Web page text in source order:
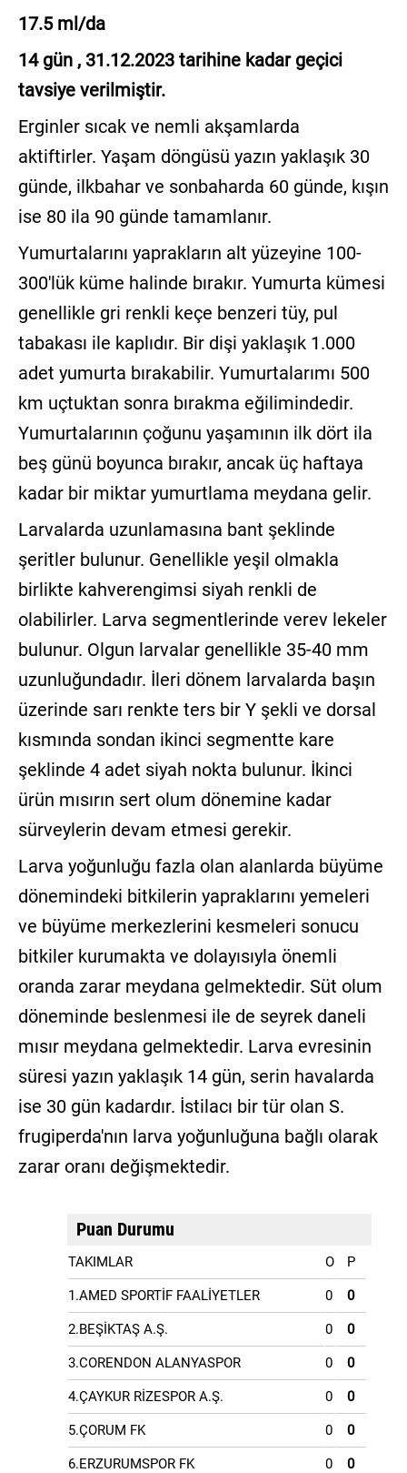
17.5 ml/da
14 gün , 31.12.2023 tarihine kadar geçici
tavsiye verilmiştir.
Erginler sıcak ve nemli akşamlarda
aktiftirler. Yaşam döngüsü yazın yaklaşık 30
günde, ilkbahar ve sonbaharda 60 günde, kışın
ise 80 ila 90 günde tamamlanır.
Yumurtalarını yaprakların alt yüzeyine 100-
300'lük küme halinde bırakır. Yumurta kümesi
genellikle gri renkli keçe benzeri tüy, pul
tabakası ile kaplıdır. Bir dişi yaklaşık 1.000
adet yumurta bırakabilir. Yumurtalarımı 500
km uçtuktan sonra bırakma eğilimindedir.
Yumurtalarının çoğunu yaşamının ilk dört ila
beş günü boyunca bırakır, ancak üç haftaya
kadar bir miktar yumurtlama meydana gelir.
Larvalarda uzunlamasına bant şeklinde
şeritler bulunur. Genellikle yeşil olmakla
birlikte kahverengimsi siyah renkli de
olabilirler. Larva segmentlerinde verev lekeler
bulunur. Olgun larvalar genellikle 35-40 mm
uzunluğundadır. İleri dönem larvalarda başın
üzerinde sarı renkte ters bir Y şekli ve dorsal
kısmında sondan ikinci segmentte kare
şeklinde 4 adet siyah nokta bulunur. İkinci
ürün mısırın sert olum dönemine kadar
sürveylerin devam etmesi gerekir.
Larva yoğunluğu fazla olan alanlarda büyüme
dönemindeki bitkilerin yapraklarını yemeleri
ve büyüme merkezlerini kesmeleri sonucu
bitkiler kurumakta ve dolayısıyla önemli
oranda zarar meydana gelmektedir. Süt olum
döneminde beslenmesi ile de seyrek daneli
mısır meydana gelmektedir. Larva evresinin
süresi yazın yaklaşık 14 gün, serin havalarda
ise 30 gün kadardır. İstilacı bir tür olan S.
frugiperda'nın larva yoğunluğuna bağlı olarak
zarar oranı değişmektedir.
Puan Durumu
TAKIMLAR O P
1.AMED SPORTİF FAALİYETLER 0 0
2.BEŞİKTAŞ A.Ş. 0 0
3.CORENDON ALANYASPOR 0 0
4.ÇAYKUR RİZESPOR A.Ş. 0 0
5.ÇORUM FK 0 0
6.ERZURUMSPOR FK 0 0